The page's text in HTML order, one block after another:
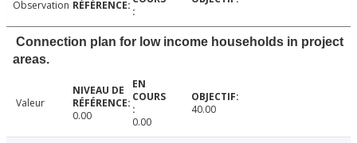
Observation
Connection plan for low income households in project
areas.
Valeur
0.00
0.00
40.00